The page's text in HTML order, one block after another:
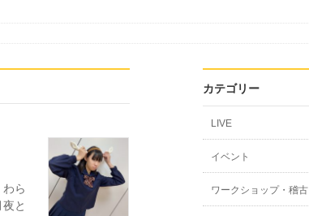
ら
と
カテゴリー
LIVE
イベント
ワークショップ・稽古